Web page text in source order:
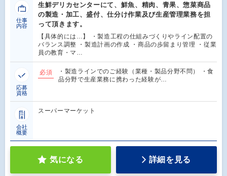
仕事
内容
生鮮デリカセンターにて、鮮魚、精肉、青果、惣菜商品
の製造・加工、盛付、仕分け作業及び生産管理業務を担
って頂きます。
【具体的には…】 ・製造工程の仕組みづくりやライン配置の
バランス調整 ・製造計画の作成 ・商品の歩留まり管理 ・従業
員の教育・マ…
応募
資格
必須
・製造ラインでのご経験（業種・製品分野不問） ・食
品分野で生産業務に携わった経験が…
会社
概要
スーパーマーケット
気になる 詳細を見る